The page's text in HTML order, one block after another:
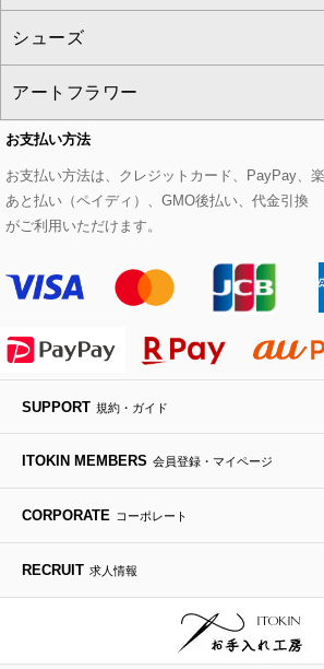
eur3
Maison de CINQ
MK MICHEL KLEIN BAG
HIROKO KOSHINO
タンクトップ・キャミソール
スウェット・ジャージー
その他のトップス
その他のパンツ
その他のスカート
セットアップジャケット
セットアップパンツ
セットアップスカート
セットアップワンピース
ダッフルコート
チェスターコート
モッズコート
ステンカラーコート
ライダースジャケット
デニムジャケット
ダウンジャケット・コート
ストール・マフラー・スヌード
ベルト・サスペンダー
帽子
ヘアアクセサリー
ハンカチ・バンダナ
手袋
チャーム・ストラップ
ネックレス
ピアス・イヤリング
ブレスレット・バングル
ブローチ・コサージュ
すべてのバッグ
トートバッグ
ショルダーバッグ
ボストンバッグ
バックパック・リュック
ボディバッグ・メッセンジャーバ
トラベルバッグ
シューズ
すべてのシューズ
パンプス
スニーカー
フラットシューズ
ローファー
ドレスシューズ
アートフラワー
すべてのアートフラワー
ローズ
カサブランカ・カラー
ラナンキュラス
ポプリアレンジ＆フレグランス
お支払い方法
お支払い方法は、クレジットカード、PayPay、楽
あと払い（ペイディ）、GMO後払い、代金引換
がご利用いただけます。
SUPPORT 規約・ガイド
ITOKIN MEMBERS 会員登録・マイページ
CORPORATE コーポレート
RECRUIT 求人情報